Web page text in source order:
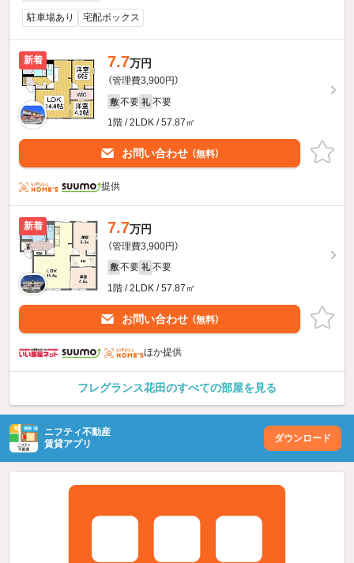
駐車場あり 宅配ボックス
新着 7.7万円
（管理費3,900円）
敷 不要 礼 不要
1階 / 2LDK / 57.87㎡
お問い合わせ （無料）
提供
新着 7.7万円
（管理費3,900円）
敷 不要 礼 不要
1階 / 2LDK / 57.87㎡
お問い合わせ （無料）
ほか提供
フレグランス花田のすべての部屋を見る
ニフティ不動産
賃貸アプリ
ダウンロード